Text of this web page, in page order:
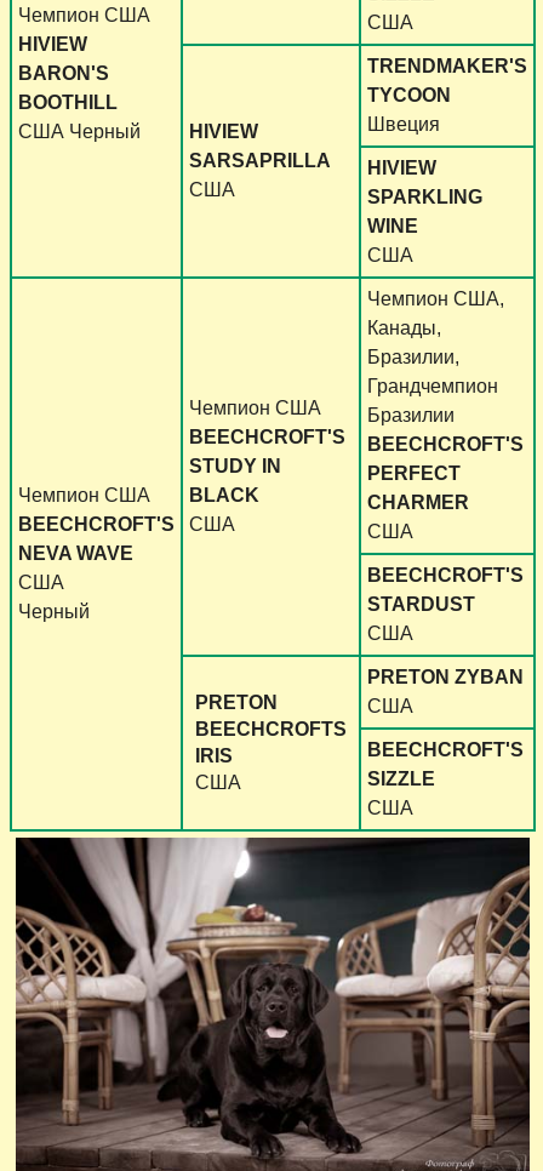
Чемпион США
HIVIEW
BARON'S
BOOTHILL
США Черный
США
HIVIEW
SARSAPRILLA
США
TRENDMAKER'S
TYCOON
Швеция
HIVIEW
SPARKLING
WINE
США
Чемпион США
BEECHCROFT'S
NEVA WAVE
США
Черный
Чемпион США
BEECHCROFT'S
STUDY IN
BLACK
США
Чемпион США,
Канады,
Бразилии,
Грандчемпион
Бразилии
BEECHCROFT'S
PERFECT
CHARMER
США
BEECHCROFT'S
STARDUST
США
PRETON
BEECHCROFTS
IRIS
США
PRETON ZYBAN
США
BEECHCROFT'S
SIZZLE
США